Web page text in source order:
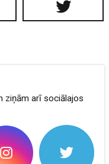
ziņām arī sociālajos